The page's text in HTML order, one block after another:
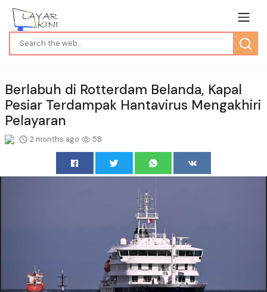
Berlabuh di Rotterdam Belanda, Kapal
Pesiar Terdampak Hantavirus Mengakhiri
Pelayaran
2 months ago 58